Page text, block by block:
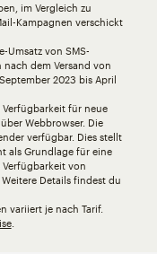
im Vergleich zu
Kampagnen verschickt
Umsatz von SMS-
dem Versand von
2023 bis April
für neue
Webbrowser. Die
verfügbar. Dies stellt
als Grundlage für eine
von
Details findest du
variiert je nach Tarif.
.